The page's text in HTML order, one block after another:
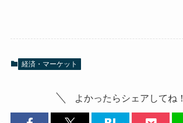
経済・マーケット
よかったらシェアしてね！